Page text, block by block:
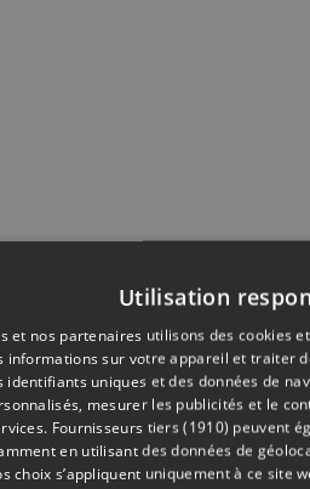
Utilisation
et nos partenaires utilisons des cookies
informations sur votre appareil et traiter
identifiants uniques et des données de
mesurer les publicités et le
Fournisseurs tiers (1910) peuvent
en utilisant des données de
choix s’appliquent uniquement à ce site